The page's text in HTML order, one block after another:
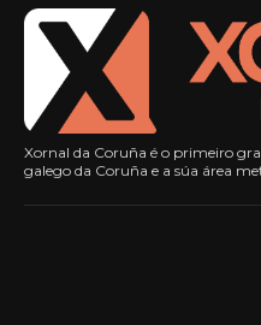
Xornal da Coruña é o primeiro
galego da Coruña e a súa área